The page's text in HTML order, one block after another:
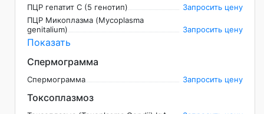
ПЦР гепатит С (5 генотип)
Запросить цену
ПЦР Микоплазма (Mycoplasma
genitalium)
Запросить цену
Показать
Спермограмма
Спермограмма Запросить цену
Токсоплазмоз